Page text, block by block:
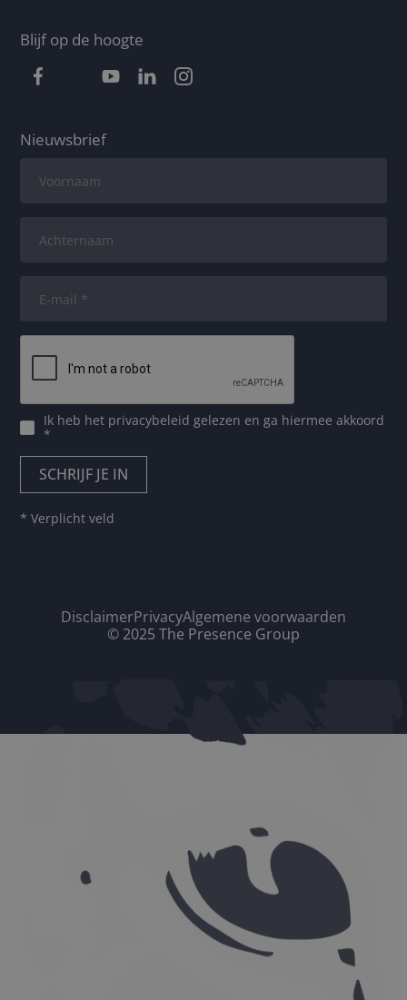
Blijf op de hoogte
Nieuwsbrief
Ik heb het privacybeleid gelezen en ga hiermee akkoord
*
* Verplicht veld
DisclaimerPrivacyAlgemene voorwaarden
© 2025 The Presence Group